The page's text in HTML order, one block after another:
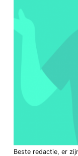
Beste redactie, er